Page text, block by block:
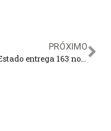
PRÓXIMO
Governo do Estado entrega 163 novos veículos para os programas Segurança Presente e Lei Seca